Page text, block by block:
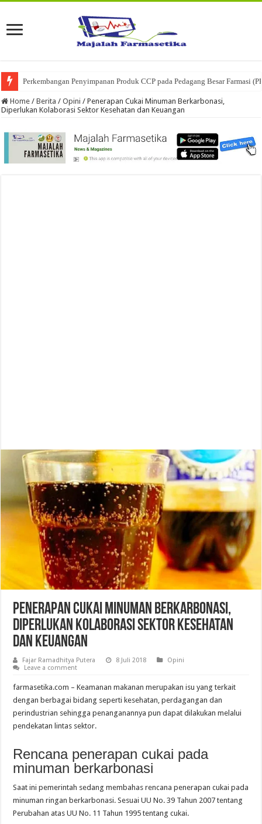
Ketika Obat Menunggu Keputusan: Mengenal Peran Karantina Produk
Home / Berita / Opini / Penerapan Cukai Minuman Berkarbonasi,
Diperlukan Kolaborasi Sektor Kesehatan dan Keuangan
Penerapan Cukai Minuman Berkarbonasi,
Diperlukan Kolaborasi Sektor Kesehatan
dan Keuangan
Fajar Ramadhitya Putera 8 Juli 2018
Opini
Leave a comment
farmasetika.com – Keamanan makanan merupakan isu yang terkait
dengan berbagai bidang seperti kesehatan, perdagangan dan
perindustrian sehingga penanganannya pun dapat dilakukan melalui
pendekatan lintas sektor.
Rencana penerapan cukai pada
minuman berkarbonasi
Saat ini pemerintah sedang membahas rencana penerapan cukai pada
minuman ringan berkarbonasi. Sesuai UU No. 39 Tahun 2007 tentang
Perubahan atas UU No. 11 Tahun 1995 tentang cukai.